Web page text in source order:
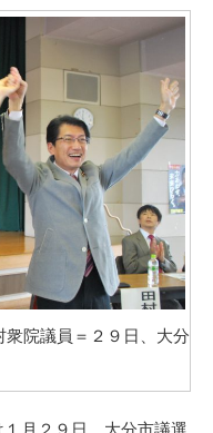
院議員＝２９日、大分